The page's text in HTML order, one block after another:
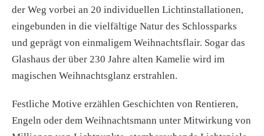
der Weg vorbei an 20 individuellen Lichtinstallationen,
eingebunden in die vielfältige Natur des Schlossparks
und geprägt von einmaligem Weihnachtsflair. Sogar das
Glashaus der über 230 Jahre alten Kamelie wird im
magischen Weihnachtsglanz erstrahlen.
Festliche Motive erzählen Geschichten von Rentieren,
Engeln oder dem Weihnachtsmann unter Mitwirkung von